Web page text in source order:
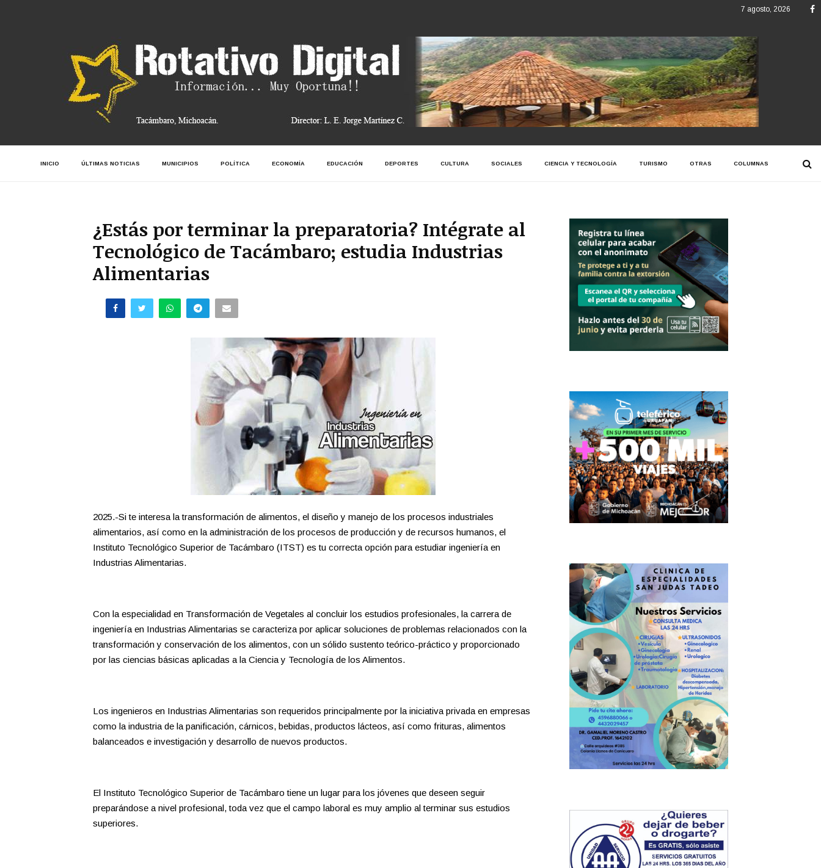
7 agosto, 2026
INICIO ÚLTIMAS NOTICIAS MUNICIPIOS POLÍTICA ECONOMÍA EDUCACIÓN DEPORTES CULTURA SOCIALES CIENCIA Y TECNOLOGÍA TURISMO OTRAS COLUMNAS
¿Estás por terminar la preparatoria? Intégrate al
Tecnológico de Tacámbaro; estudia Industrias
Alimentarias
2025.-Si te interesa la transformación de alimentos, el diseño y manejo de los procesos industriales
alimentarios, así como en la administración de los procesos de producción y de recursos humanos, el
Instituto Tecnológico Superior de Tacámbaro (ITST) es tu correcta opción para estudiar ingeniería en
Industrias Alimentarias.
Con la especialidad en Transformación de Vegetales al concluir los estudios profesionales, la carrera de
ingeniería en Industrias Alimentarias se caracteriza por aplicar soluciones de problemas relacionados con la
transformación y conservación de los alimentos, con un sólido sustento teórico-práctico y proporcionado
por las ciencias básicas aplicadas a la Ciencia y Tecnología de los Alimentos.
Los ingenieros en Industrias Alimentarias son requeridos principalmente por la iniciativa privada en empresas
como la industria de la panificación, cárnicos, bebidas, productos lácteos, así como frituras, alimentos
balanceados e investigación y desarrollo de nuevos productos.
El Instituto Tecnológico Superior de Tacámbaro tiene un lugar para los jóvenes que deseen seguir
preparándose a nivel profesional, toda vez que el campo laboral es muy amplio al terminar sus estudios
superiores.